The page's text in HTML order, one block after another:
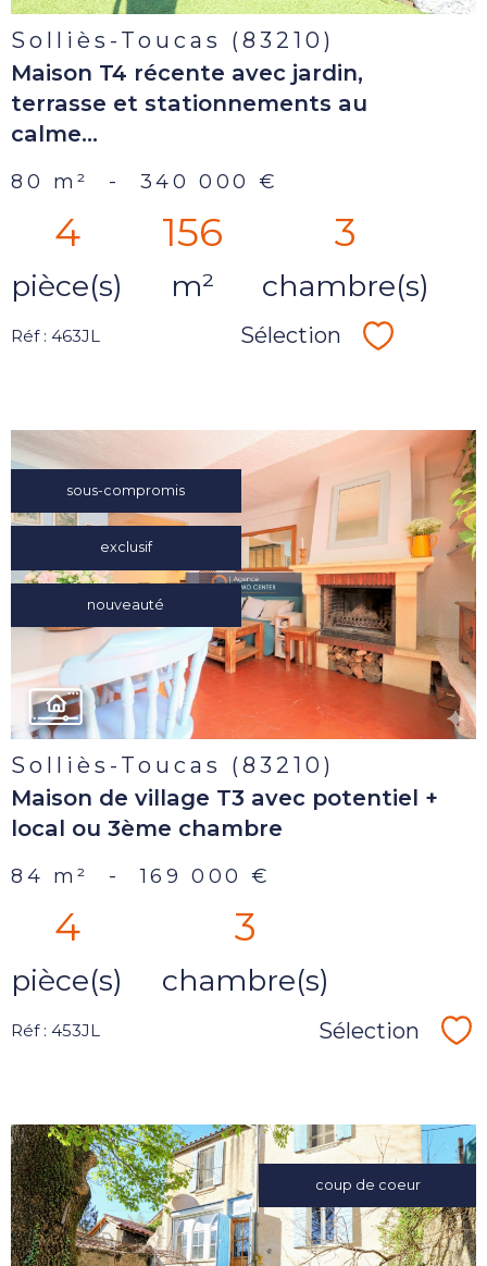
Solliès-Toucas (83210)
Maison T4 récente avec jardin,
terrasse et stationnements au
calme...
80 m² - 340 000 €
4
pièce(s)
156
m²
3
chambre(s)
Réf : 463JL Sélection
sous-compromis
exclusif
nouveauté
voir le
bien
Solliès-Toucas (83210)
Maison de village T3 avec potentiel +
local ou 3ème chambre
84 m² - 169 000 €
4
pièce(s)
3
chambre(s)
Réf : 453JL Sélection
coup de coeur
voir le